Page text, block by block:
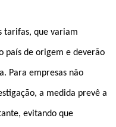
tarifas, que variam
país de origem e deverão
Para empresas não
a medida prevê a
evitando que